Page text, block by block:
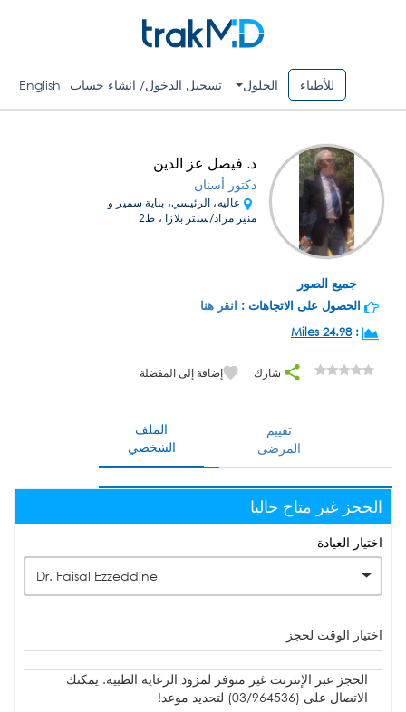
للأطباء الحلول تسجيل الدخول/ انشاء حساب English
جميع الصور
د. فيصل عز الدين
دكتور أسنان
عاليه، الرئيسي، بناية سمير و
منير مراد/سنتر بلازا ، ط2
الحصول على الاتجاهات : انقر هنا
:
24.98 Miles
شارك إضافة إلى المفضلة
الملف
الشخصي
تقييم
المرضى
الحجز غير متاح حاليا
اختيار العيادة
Dr. Faisal Ezzeddine
اختيار الوقت لحجز
الحجز عبر الإنترنت غير متوفر لمزود الرعاية الطبية. يمكنك
الاتصال على (03/964536) لتحديد موعد!